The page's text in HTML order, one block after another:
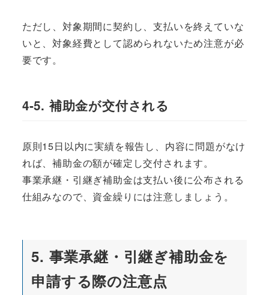
ただし、対象期間に契約し、支払いを終えていな
いと、対象経費として認められないため注意が必
要です。
4-5. 補助金が交付される
原則15日以内に実績を報告し、内容に問題がなけ
れば、補助金の額が確定し交付されます。
事業承継・引継ぎ補助金は支払い後に公布される
仕組みなので、資金繰りには注意しましょう。
5. 事業承継・引継ぎ補助金を
申請する際の注意点